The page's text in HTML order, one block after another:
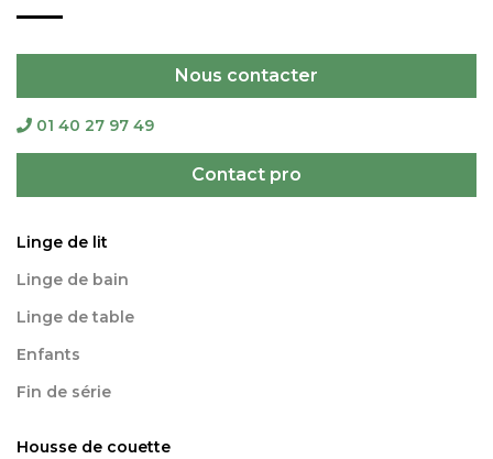
Nous contacter
01 40 27 97 49
Contact pro
Linge de lit
Linge de bain
Linge de table
Enfants
Fin de série
Housse de couette